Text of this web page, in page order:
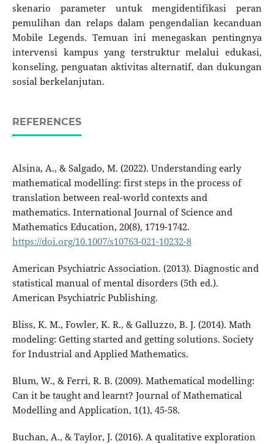
skenario parameter untuk mengidentifikasi peran
pemulihan dan relaps dalam pengendalian kecanduan
Mobile Legends. Temuan ini menegaskan pentingnya
intervensi kampus yang terstruktur melalui edukasi,
konseling, penguatan aktivitas alternatif, dan dukungan
sosial berkelanjutan.
REFERENCES
Alsina, A., & Salgado, M. (2022). Understanding early
mathematical modelling: first steps in the process of
translation between real-world contexts and
mathematics. International Journal of Science and
Mathematics Education, 20(8), 1719-1742.
https://doi.org/10.1007/s10763-021-10232-8
American Psychiatric Association. (2013). Diagnostic and
statistical manual of mental disorders (5th ed.).
American Psychiatric Publishing.
Bliss, K. M., Fowler, K. R., & Galluzzo, B. J. (2014). Math
modeling: Getting started and getting solutions. Society
for Industrial and Applied Mathematics.
Blum, W., & Ferri, R. B. (2009). Mathematical modelling:
Can it be taught and learnt? Journal of Mathematical
Modelling and Application, 1(1), 45-58.
Buchan, A., & Taylor, J. (2016). A qualitative exploration